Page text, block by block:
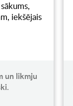
iekšējais
un likmju